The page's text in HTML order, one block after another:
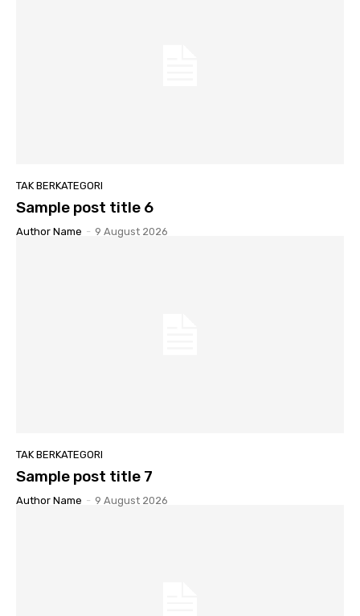
TAK BERKATEGORI
Sample post title 6
Author Name - 9 August 2026
TAK BERKATEGORI
Sample post title 7
Author Name - 9 August 2026